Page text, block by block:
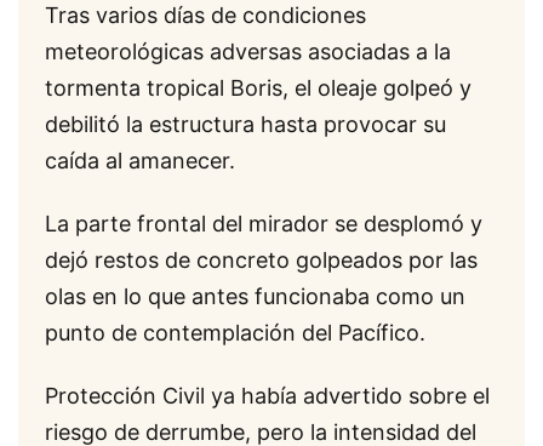
Tras varios días de condiciones
meteorológicas adversas asociadas a la
tormenta tropical Boris, el oleaje golpeó y
debilitó la estructura hasta provocar su
caída al amanecer.
La parte frontal del mirador se desplomó y
dejó restos de concreto golpeados por las
olas en lo que antes funcionaba como un
punto de contemplación del Pacífico.
Protección Civil ya había advertido sobre el
riesgo de derrumbe, pero la intensidad del